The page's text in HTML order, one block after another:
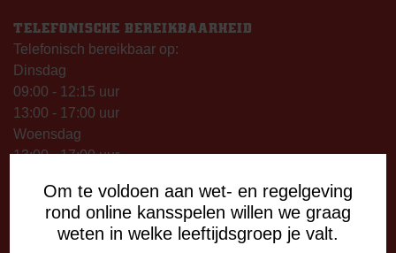
Om te voldoen aan wet- en regelgeving
rond online kansspelen willen we graag
weten in welke leeftijdsgroep je valt.
TELEFONISCHE BEREIKBAARHEID
Telefonisch bereikbaar op:
Dinsdag
09:00 - 12:15 uur
13:00 - 17:00 uur
Woensdag
13:00 - 17:00 uur
09:00 - 12:15 uur
13:00 - 17:00 uur
Op thuiswedstrijddagen bereikbaar vanaf 13:00 - 20:00 uur